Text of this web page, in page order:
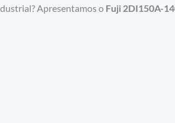
Apresentamos o Fuji 2DI150A-